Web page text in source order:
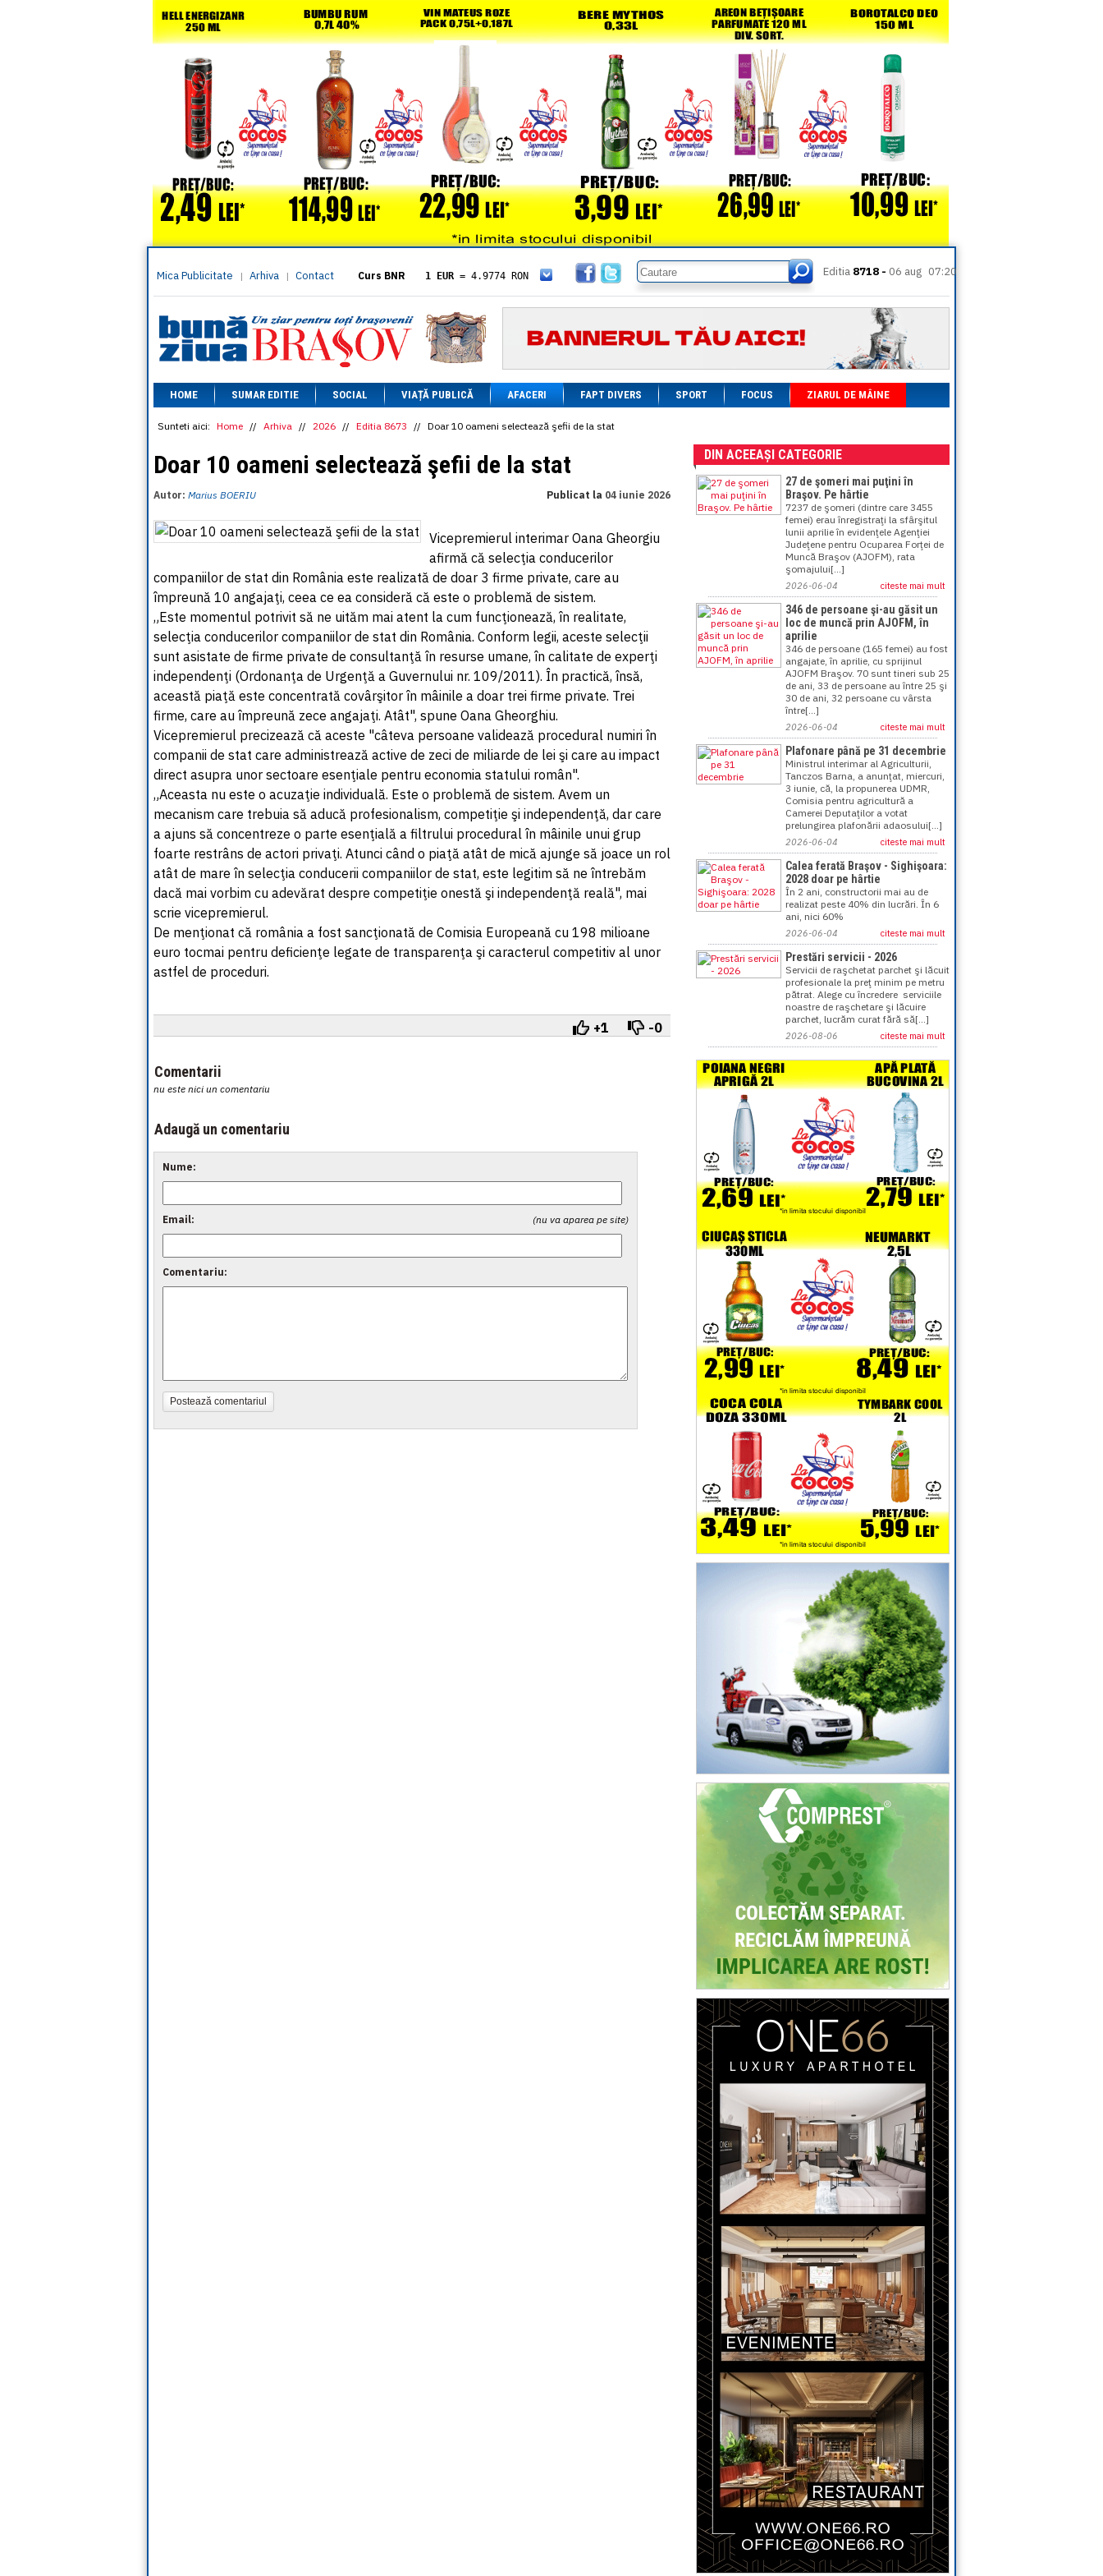
Mica Publicitate | Arhiva | Contact Curs BNR 1 EUR = 4.9774 RON
= 5.8304 RON
1 XAU= 464.4611 RON
1 AED= 1.1933 RON
1 AUD= 2.7957 RON
1 BGN= 2.5449 RON
1 CAD= 3.1559 RON
1 CHF= 5.2813 RON
1 CNY= 0.6015 RON
= 0.6668 RON
1 EGP
= 0.0860 RON
1 MDL = 0.2538 RON
1 MXN= 0.2227 RON
1 NOK
= 0.4191 RON
1 NZD
= 2.6097 RON
1 PLN= 1.1646 RON
1 RSD= 0.0425 RON
1 RUB = 0.0530 RON
1 TRY= 0.1141 RON
1 UAH = 0.1048 RON
1 XDR= 5.9383 RON
Editia 8718 - 06 aug 07:20
HOME SUMAR EDITIE SOCIAL VIAȚĂ PUBLICĂ AFACERI FAPT DIVERS SPORT FOCUS ZIARUL DE MÂINE
Sunteti aici: Home // Arhiva // 2026 // Editia 8673 // Doar 10 oameni selectează şefii de la stat
Doar 10 oameni selectează şefii de la stat
Autor: Marius BOERIU Publicat la 04 iunie 2026
Vicepremierul interimar Oana Gheorgiu
afirmă că selecţia conducerilor
companiilor de stat din România este realizată de doar 3 firme private, care au
împreună 10 angajaţi, ceea ce ea consideră că este o problemă de sistem.
„Este momentul potrivit să ne uităm mai atent la cum funcţionează, în realitate,
selecţia conducerilor companiilor de stat din România. Conform legii, aceste selecţii
sunt asistate de firme private de consultanţă în resurse umane, în calitate de experţi
independenţi (Ordonanţa de Urgenţă a Guvernului nr. 109/2011). În practică, însă,
această piaţă este concentrată covârşitor în mâinile a doar trei firme private. Trei
firme, care au împreună zece angajaţi. Atât", spune Oana Gheorghiu.
Vicepremierul precizează că aceste "câteva persoane validează procedural numiri în
companii de stat care administrează active de zeci de miliarde de lei şi care au impact
direct asupra unor sectoare esenţiale pentru economia statului român".
„Aceasta nu este o acuzaţie individuală. Este o problemă de sistem. Avem un
mecanism care trebuia să aducă profesionalism, competiţie şi independenţă, dar care
a ajuns să concentreze o parte esenţială a filtrului procedural în mâinile unui grup
foarte restrâns de actori privaţi. Atunci când o piaţă atât de mică ajunge să joace un rol
atât de mare în selecţia conducerii companiilor de stat, este legitim să ne întrebăm
dacă mai vorbim cu adevărat despre competiţie onestă şi independenţă reală", mai
scrie vicepremierul.
De menţionat că românia a fost sancţionată de Comisia Europeană cu 198 milioane
euro tocmai pentru deficienţe legate de transparenţa şi caracterul competitiv al unor
astfel de proceduri.
+1 -0
Comentarii
nu este nici un comentariu
Adaugă un comentariu
Nume:
(nu va aparea pe site)
Email:
Comentariu:
Postează comentariul
DIN ACEEAȘI CATEGORIE
27 de şomeri mai puţini în
Braşov. Pe hârtie
7237 de şomeri (dintre care 3455
femei) erau înregistraţi la sfârşitul
lunii aprilie în evidenţele Agenţiei
Judeţene pentru Ocuparea Forţei de
Muncă Braşov (AJOFM), rata
şomajului[...]
2026-06-04 citeste mai mult
346 de persoane şi-au găsit un
loc de muncă prin AJOFM, în
aprilie
346 de persoane (165 femei) au fost
angajate, în aprilie, cu sprijinul
AJOFM Braşov. 70 sunt tineri sub 25
de ani, 33 de persoane au între 25 şi
30 de ani, 32 persoane cu vârsta
între[...]
2026-06-04 citeste mai mult
Plafonare până pe 31 decembrie
Ministrul interimar al Agriculturii,
Tanczos Barna, a anunţat, miercuri,
3 iunie, că, la propunerea UDMR,
Comisia pentru agricultură a
Camerei Deputaţilor a votat
prelungirea plafonării adaosului[...]
2026-06-04 citeste mai mult
Calea ferată Braşov - Sighişoara:
2028 doar pe hârtie
În 2 ani, constructorii mai au de
realizat peste 40% din lucrări. În 6
ani, nici 60%
2026-06-04 citeste mai mult
Prestări servicii - 2026
Servicii de raşchetat parchet şi lăcuit
profesionale la preţ minim pe metru
pătrat. Alege cu încredere serviciile
noastre de raşchetare şi lăcuire
parchet, lucrăm curat fără să[...]
2026-08-06 citeste mai mult